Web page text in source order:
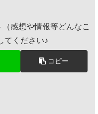
感想や情報等どんなこ
てください♪
コピー